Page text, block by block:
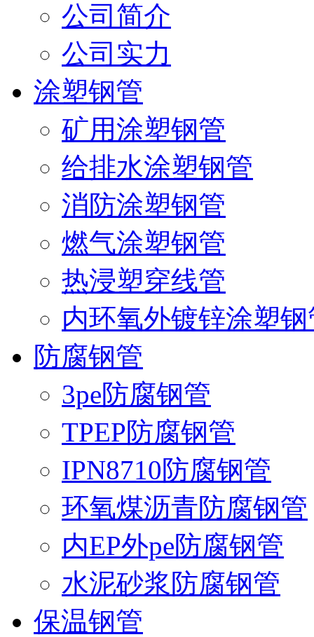
公司简介
公司实力
涂塑钢管
矿用涂塑钢管
给排水涂塑钢管
消防涂塑钢管
燃气涂塑钢管
热浸塑穿线管
内环氧外镀锌涂塑钢
防腐钢管
3pe防腐钢管
TPEP防腐钢管
IPN8710防腐钢管
环氧煤沥青防腐钢管
内EP外pe防腐钢管
水泥砂浆防腐钢管
保温钢管